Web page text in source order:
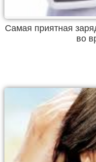
Самая приятная
во